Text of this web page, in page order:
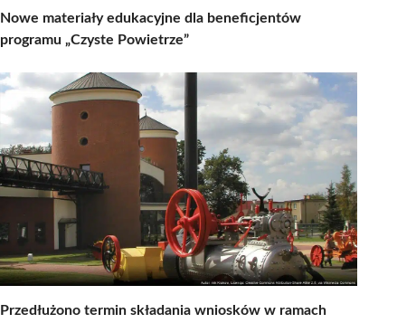
Nowe materiały edukacyjne dla beneficjentów
programu „Czyste Powietrze”
Przedłużono termin składania wniosków w ramach